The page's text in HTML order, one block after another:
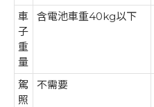
車
子
重
量
含電池車重40kg以下
駕
照
不需要